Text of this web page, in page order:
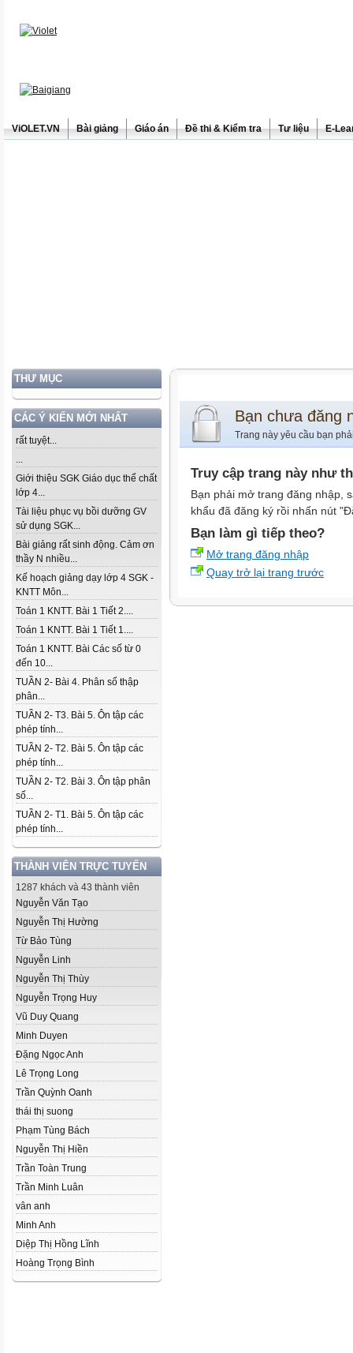
ViOLET.VN Bài giảng Giáo án Đề thi & Kiểm tra Tư liệu E-
THƯ MỤC
CÁC Ý KIẾN MỚI NHẤT
rất tuyệt...
...
Giới thiệu SGK Giáo dục thể chất
lớp 4...
Tài liệu phục vụ bồi dưỡng GV
sử dụng SGK...
Bài giảng rất sinh động. Cảm ơn
thầy N nhiều...
Kế hoạch giảng dạy lớp 4 SGK -
KNTT Môn...
Toán 1 KNTT. Bài 1 Tiết 2....
Toán 1 KNTT. Bài 1 Tiết 1....
Toán 1 KNTT. Bài Các số từ 0
đến 10...
TUẦN 2- Bài 4. Phân số thập
phân...
TUẦN 2- T3. Bài 5. Ôn tập các
phép tính...
TUẦN 2- T2. Bài 5. Ôn tập các
phép tính...
TUẦN 2- T2. Bài 3. Ôn tập phân
số...
TUẦN 2- T1. Bài 5. Ôn tập các
phép tính...
THÀNH VIÊN TRỰC TUYẾN
1287 khách và 43 thành viên
Nguyễn Văn Tạo
Nguyễn Thị Hường
Từ Bảo Tùng
Nguyễn Linh
Nguyễn Thị Thùy
Nguyễn Trọng Huy
Vũ Duy Quang
Minh Duyen
Đặng Ngọc Anh
Lê Trọng Long
Trần Quỳnh Oanh
thái thị suong
Phạm Tùng Bách
Nguyễn Thị Hiền
Trần Toàn Trung
Trần Minh Luân
vân anh
Minh Anh
Diệp Thị Hồng Lĩnh
Hoàng Trọng Bình
Bạn chưa đăng
Trang này yêu cầu bạn
Truy cập trang này như
Bạn phải mở trang đăng nhập,
khẩu đã đăng ký rồi nhấn nút
Bạn làm gì tiếp theo?
Mở trang đăng nhập
Quay trở lại trang trước